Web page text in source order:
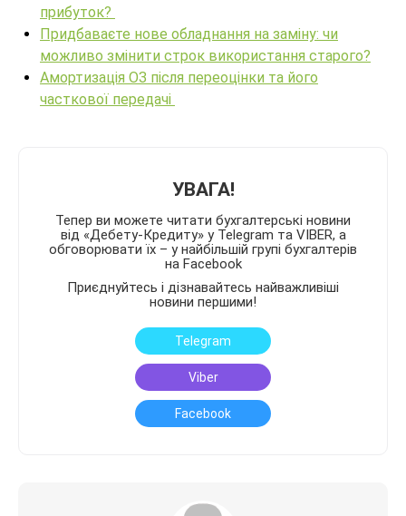
прибуток?
Придбаваєте нове обладнання на заміну: чи
можливо змінити строк використання старого?
Амортизація ОЗ після переоцінки та його
часткової передачі
УВАГА!
Тепер ви можете читати бухгалтерські новини
від «Дебету-Кредиту» у Telegram та VIBER, а
обговорювати їх – у найбільшій групі бухгалтерів
на Facebook
Приєднуйтесь і дізнавайтесь найважливіші
новини першими!
Telegram
Viber
Facebook